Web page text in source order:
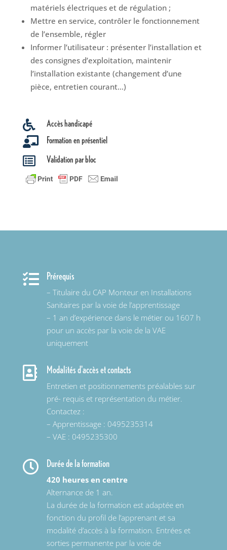
matériels électriques et de régulation ;
Mettre en service, contrôler le fonctionnement
de l’ensemble, régler
Informer l’utilisateur : présenter l’installation et
des consignes d’exploitation, maintenir
l’installation existante (changement d’une
pièce, entretien courant…)
 Accès handicapé
 Formation en présentiel
 Validation par bloc
 Prérequis
– Titulaire du CAP Monteur en Installations
Sanitaires par la voie de l’apprentissage
– 1 an d’expérience dans le métier ou 1607 h
pour un accès par la voie de la VAE
uniquement
 Modalités d'accès et contacts
Entretien et positionnements préalables sur
pré- requis et représentation du métier.
Contactez :
– Apprentissage : 0495235314
– VAE : 0495235300
 Durée de la formation
420 heures en centre
Alternance de 1 an.
La durée de la formation est adaptée en
fonction du profil de l’apprenant et sa
modalité d’accès à la formation. Entrées et
sorties permanente par la voie de